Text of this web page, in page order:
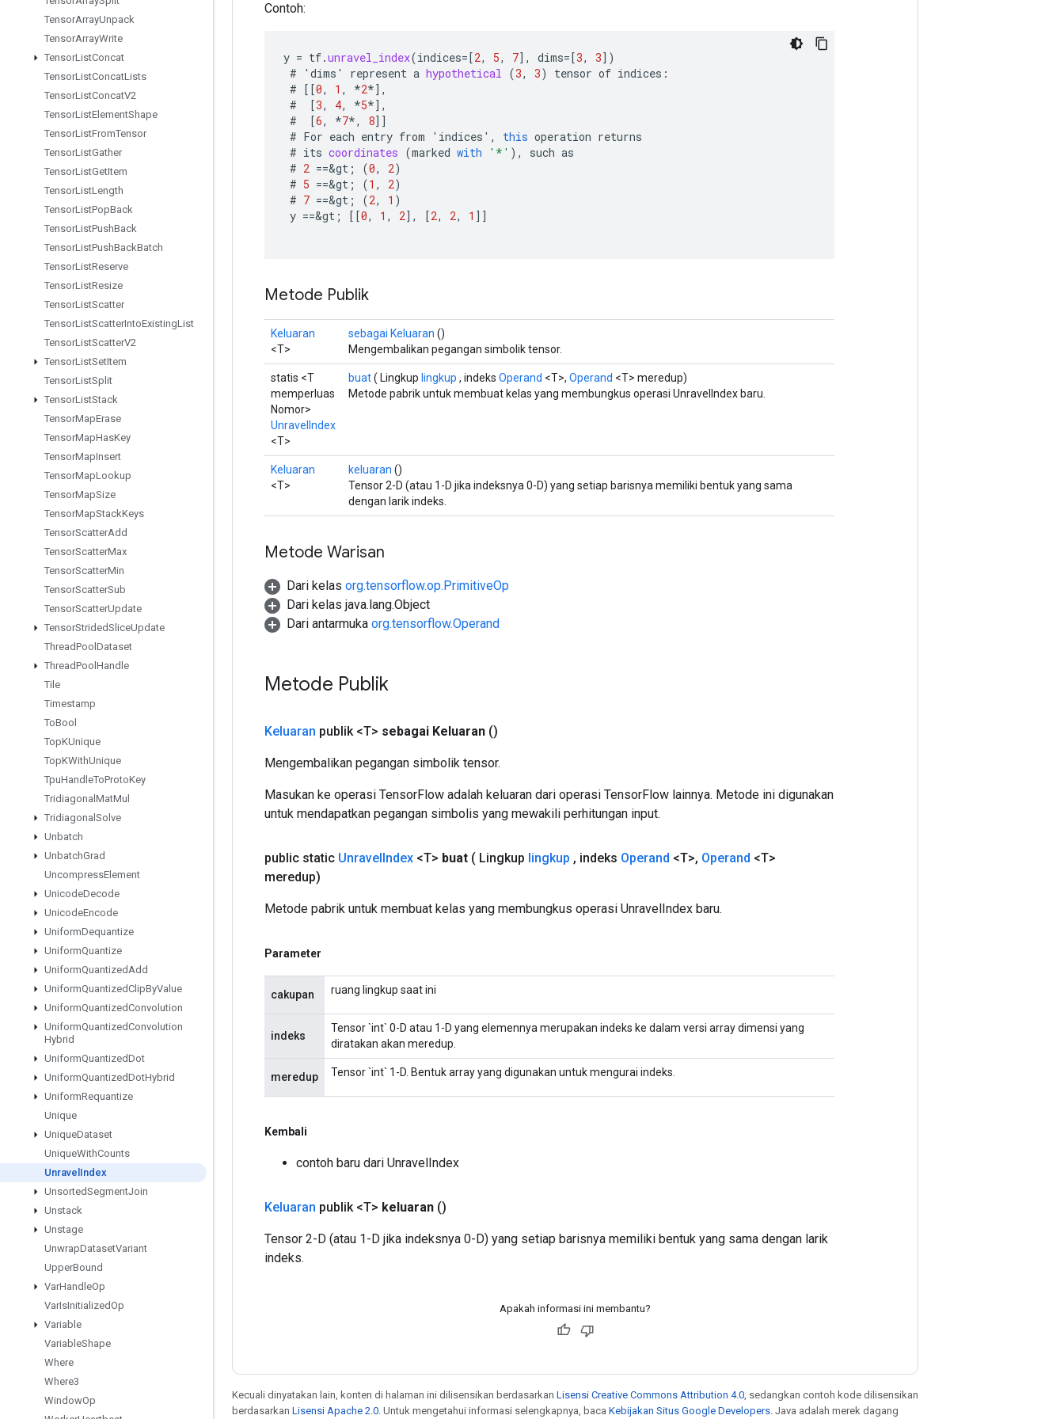
TensorArrayUnpack
TensorArrayWrite
TensorListConcat
TensorListConcatLists
TensorListConcatV2
TensorListElementShape
TensorListFromTensor
TensorListGather
TensorListGetItem
TensorListLength
TensorListPopBack
TensorListPushBack
TensorListPushBackBatch
TensorListReserve
TensorListResize
TensorListScatter
TensorListScatterIntoExistingList
TensorListScatterV2
TensorListSetItem
TensorListSplit
TensorListStack
TensorMapErase
TensorMapHasKey
TensorMapInsert
TensorMapLookup
TensorMapSize
TensorMapStackKeys
TensorScatterAdd
TensorScatterMax
TensorScatterMin
TensorScatterSub
TensorScatterUpdate
TensorStridedSliceUpdate
ThreadPool Dataset
ThreadPool Handle
Tile
Timestamp
ToBool
TopKUnique
TopKWithUnique
TpuHandleToProtoKey
Tridiagonal MatMul
Tridiagonal Solve
Unbatch
UnbatchGrad
UncompressElement
UnicodeDecode
UnicodeEncode
UniformDequantize
UniformQuantize
UniformQuantizedAdd
UniformQuantizedClipByValue
UniformQuantizedConvolution
UniformQuantizedConvolution
Hybrid
UniformQuantizedDot
UniformQuantizedDotHybrid
UniformRequantize
Unique
UniqueDataset
UniqueWithCounts
Unravel Index
UnsortedSegmentJoin
Unstack
Unstage
UnwrapDatasetVariant
UpperBound
VarHandleOp
VarIsInitializedOp
Variable
VariableShape
Where
Where3
WindowOp
Contoh:
y = tf.unravel_index(indices=[2, 5, 7] , dims=[3, 3] )
#
' dims ' represent a hypothetical (3, 3) tensor of indices :
# [[0, 1 , *2*] ,
#
[3, 4, *5*] ,
#
[6, *7*, 8]]
# For each entry from ' indices ' , this operation returns
# its coordinates (marked with '*' ), such as
# 2 ==&gt ; (0, 2)
# 5 ==&gt ; (1 , 2)
# 7 ==&gt ; (2, 1 )
y ==&gt ; [[0, 1 , 2] , [2, 2, 1 ]]
Metode Publik
Keluaran
<T>
sebagai Keluaran ()
Mengembalikan pegangan simbolik tensor.
statis <T
memperluas
Nomor>
UnravelIndex
<T>
buat( Lingkup lingkup , indeks Operand <T>, Operand <T> meredup)
Metode pabrik untuk membuat kelas yang membungkus operasi UnravelIndex baru.
Keluaran
<T>
keluaran ()
Tensor 2-D (atau 1-D jika indeksnya 0-D) yang setiap barisnya memiliki bentuk yang sama
dengan larik indeks.
Metode Warisan
Dari kelas org.tensorflow.op.PrimitiveOp
Dari kelas java.lang.Object
Dari antarmuka org.tensorflow.Operand
Metode Publik
Keluaran publik <T> sebagai Keluaran ()
Mengembalikan pegangan simbolik tensor.
Masukan ke operasi TensorFlow adalah keluaran dari operasi TensorFlow lainnya. Metode ini digunakan
untuk mendapatkan pegangan simbolis yang mewakili perhitungan input.
public static UnravelIndex <T> buat ( Lingkup lingkup , indeks Operand <T>, Operand <T>
meredup)
Metode pabrik untuk membuat kelas yang membungkus operasi UnravelIndex baru.
Parameter
cakupan ruang lingkup saat ini
indeks
Tensor `int` 0-D atau 1-D yang elemennya merupakan indeks ke dalam versi array dimensi yang
diratakan akan meredup.
meredup Tensor `int` 1-D. Bentuk array yang digunakan untuk mengurai indeks.
Kembali
contoh baru dari UnravelIndex
Keluaran publik <T> keluaran ()
Tensor 2-D (atau 1-D jika indeksnya 0-D) yang setiap barisnya memiliki bentuk yang sama dengan larik
indeks.
Apakah informasi ini membantu?
Kecuali dinyatakan lain, konten di halaman ini dilisensikan berdasarkan Lisensi Creative Commons Attribution 4.0 , sedangkan contoh kode dilisensikan
berdasarkan Lisensi Apache 2.0 . Untuk mengetahui informasi selengkapnya, baca Kebijakan Situs Google Developers . Java adalah merek dagang